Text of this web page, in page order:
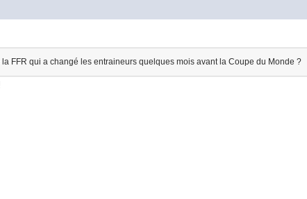
FFR qui a changé les entraineurs quelques mois avant la Coupe du Monde ?